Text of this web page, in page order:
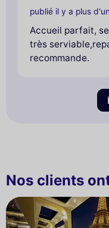
publié il y a plus
Accueil parfait,
très
recommande.
Nos clients